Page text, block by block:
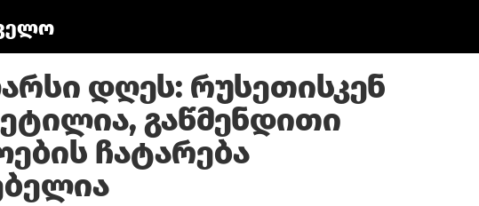
დღეს: რუსეთისკენ
გაწმენდითი
ჩატარება